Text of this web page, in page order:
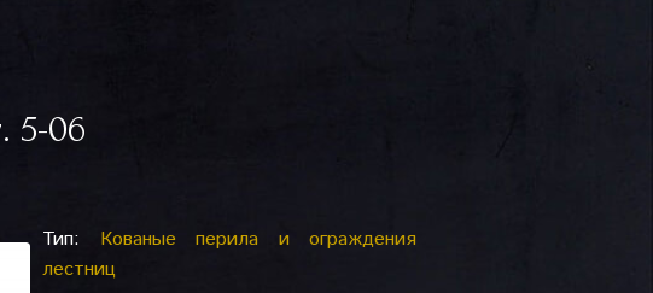
5-06
Тип: Кованые перила и ограждения
лестниц